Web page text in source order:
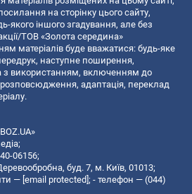
на сторінку цього сайту,
якого іншого згадування, але без
ТОВ «Золота середина»
матеріалів буде вважатися: будь-яке
наступне поширення,
з використанням, включенням до
розповсюдження, адаптація, переклад
06156;
буд. 7, м. Київ, 01013;
— [email protected]; - телефон — (044)